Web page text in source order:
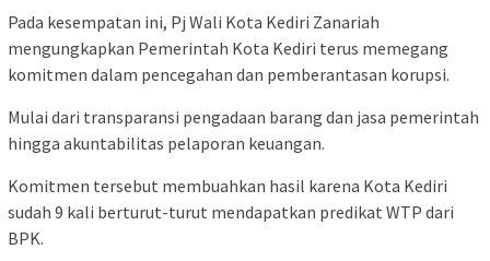
Pada kesempatan ini, Pj Wali Kota Kediri Zanariah
mengungkapkan Pemerintah Kota Kediri terus memegang
komitmen dalam pencegahan dan pemberantasan korupsi.
Mulai dari transparansi pengadaan barang dan jasa pemerintah
hingga akuntabilitas pelaporan keuangan.
Komitmen tersebut membuahkan hasil karena Kota Kediri
sudah 9 kali berturut-turut mendapatkan predikat WTP dari
BPK.